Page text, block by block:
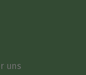
uns